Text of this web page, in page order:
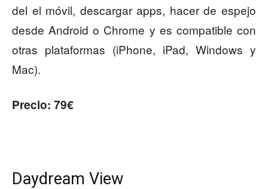
del el móvil, descargar apps, hacer de espejo
desde Android o Chrome y es compatible con
otras plataformas (iPhone, iPad, Windows y
Mac).
Precio: 79€
Daydream View